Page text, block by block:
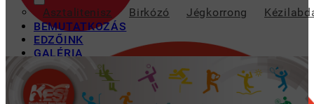
Asztalitenisz Birkózó Jégkorrong
BEMUTATKOZÁS
EDZŐINK
GALÉRIA
TAO
KAPCSOLAT